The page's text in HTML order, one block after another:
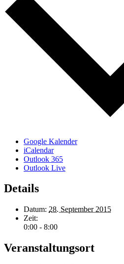
Google Kalender
iCalendar
Outlook 365
Outlook Live
Details
Datum: 28. September 2015
Zeit:
0:00 - 8:00
Veranstaltungsort